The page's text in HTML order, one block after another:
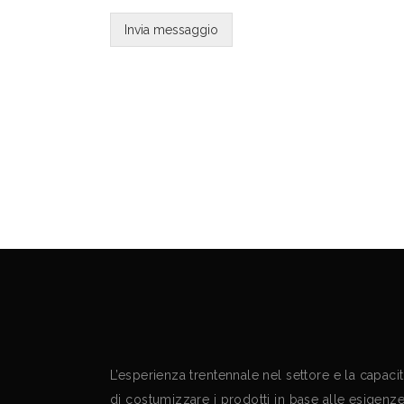
Invia messaggio
L’esperienza trentennale nel settore e la
di costumizzare i prodotti in base alle